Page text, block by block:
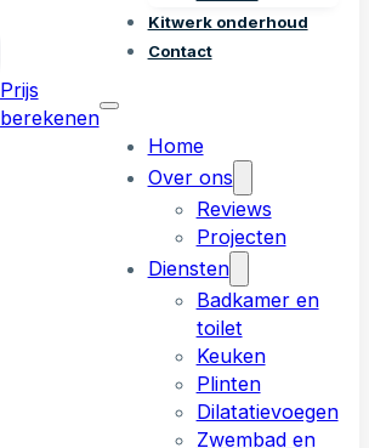
Kitwerk onderhoud
Contact
Home
Over ons
Reviews
Projecten
Diensten
Badkamer en
toilet
Keuken
Plinten
Dilatatievoegen
Zwembad en
Prijs
berekenen